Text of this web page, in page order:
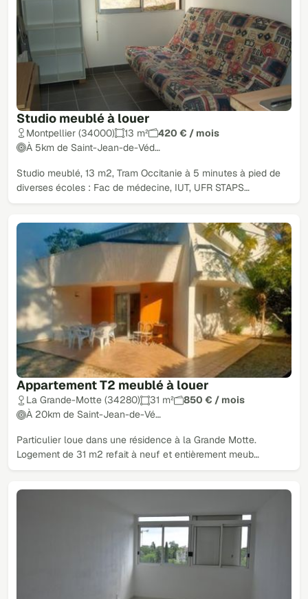
Studio meublé à louer
Montpellier (34000) 13 m²
420 € / mois
À 5km de Saint-Jean-de-Véd…
Studio meublé, 13 m2, Tram Occitanie à 5 minutes à pied de
diverses écoles : Fac de médecine, IUT, UFR STAPS…
Appartement T2 meublé à louer
La Grande-Motte (34280) 31 m²
850 € / mois
À 20km de Saint-Jean-de-Vé…
Particulier loue dans une résidence à la Grande Motte.
Logement de 31 m2 refait à neuf et entièrement meub…